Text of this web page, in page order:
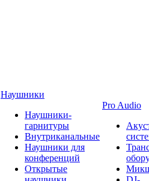
Наушники
Наушники-
гарнитуры
Внутриканальные
Наушники для
конференций
Открытые
Pro Audio